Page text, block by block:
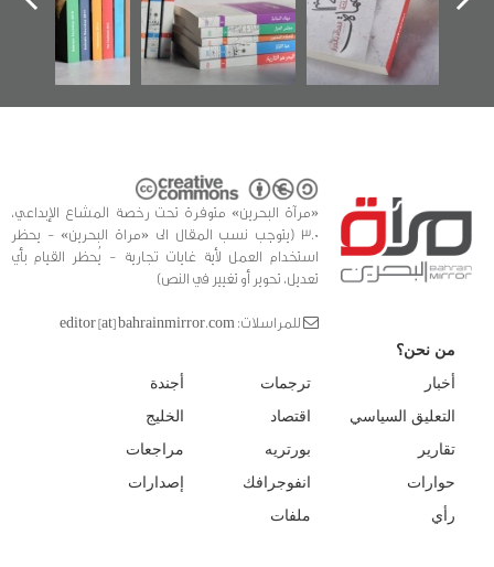
أوال
كتب
«مرآة البحرين» متوفرة تحت رخصة المشاع الإبداعي،
3.0 (يتوجب نسب المقال الى «مراة البحرين» - يحظر
استخدام العمل لأية غايات تجارية - يُحظر القيام بأي
تعديل، تحوير أو تغيير في النص)
للمراسلات: editor [at] bahrainmirror.com
من نحن؟
أخبار
التعليق السياسي
تقارير
حوارات
رأي
ترجمات
اقتصاد
بورتريه
انفوجرافك
ملفات
أجندة
الخليج
مراجعات
إصدارات